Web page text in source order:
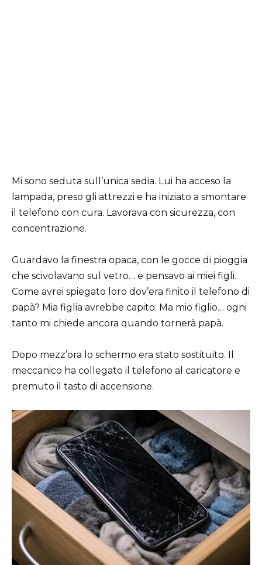
Mi sono seduta sull’unica sedia. Lui ha acceso la
lampada, preso gli attrezzi e ha iniziato a smontare
il telefono con cura. Lavorava con sicurezza, con
concentrazione.
Guardavo la finestra opaca, con le gocce di pioggia
che scivolavano sul vetro… e pensavo ai miei figli.
Come avrei spiegato loro dov’era finito il telefono di
papà? Mia figlia avrebbe capito. Ma mio figlio… ogni
tanto mi chiede ancora quando tornerà papà.
Dopo mezz’ora lo schermo era stato sostituito. Il
meccanico ha collegato il telefono al caricatore e
premuto il tasto di accensione.